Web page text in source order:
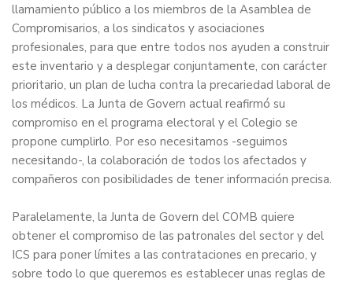
llamamiento público a los miembros de la Asamblea de
Compromisarios, a los sindicatos y asociaciones
profesionales, para que entre todos nos ayuden a construir
este inventario y a desplegar conjuntamente, con carácter
prioritario, un plan de lucha contra la precariedad laboral de
los médicos. La Junta de Govern actual reafirmó su
compromiso en el programa electoral y el Colegio se
propone cumplirlo. Por eso necesitamos -seguimos
necesitando-, la colaboración de todos los afectados y
compañeros con posibilidades de tener información precisa.
Paralelamente, la Junta de Govern del COMB quiere
obtener el compromiso de las patronales del sector y del
ICS para poner límites a las contrataciones en precario, y
sobre todo lo que queremos es establecer unas reglas de